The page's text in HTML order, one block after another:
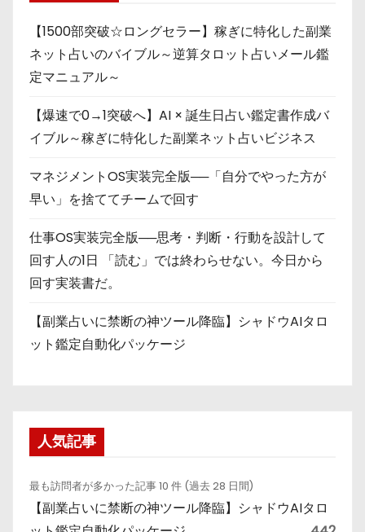
【1500部突破☆ロングセラー】稼ぎに特化した副業
ネット占いのバイブル～逆算タロット占いメール鑑
定マニュアル～
【爆速で0→1突破へ】AI × 誕生日占い鑑定書作成バ
イブル～稼ぎに特化した副業ネット占いビジネス
マネジメントOS実装完全版──「自分でやった方が
早い」を捨ててチームで回す
仕事OS実装完全版──思考・判断・行動を設計して
回す人の1日 「読む」では終わらせない。今日から
回す実装書だ。
【副業占いに禁断の神ツール降臨】シャドウAIタロ
ット鑑定自動化パッケージ
人気記事
最も訪問者が多かった記事 10 件 (過去 28 日間)
【副業占いに禁断の神ツール降臨】シャドウAIタロ